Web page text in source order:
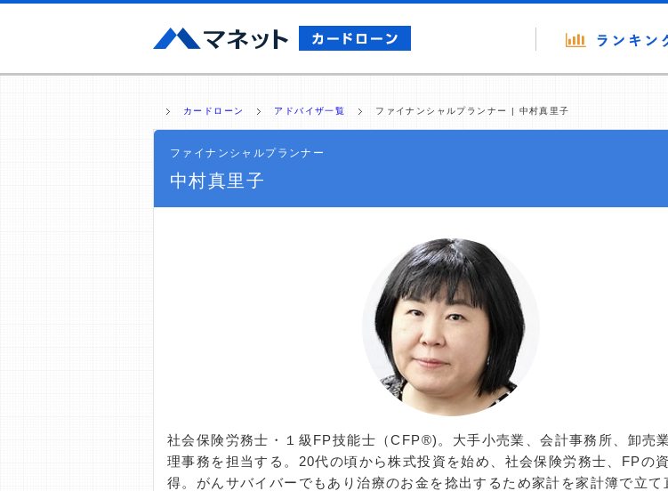
カードローン アドバイザ一覧 ファイナンシャルプランナー | 中村真里子
ファイナンシャルプランナー
中村真里子
社会保険労務士・１級FP技能士（CFP®)。大手小売業、会計事務所、卸売
理事務を担当する。20代の頃から株式投資を始め、社会保険労務士、FPの
得。がんサバイバーでもあり治療のお金を捻出するため家計を家計簿で立て